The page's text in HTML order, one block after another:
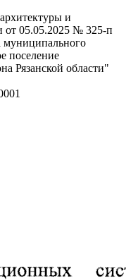
и
от 05.05.2025 № 325-п
муниципального
поселение
Рязанской области"